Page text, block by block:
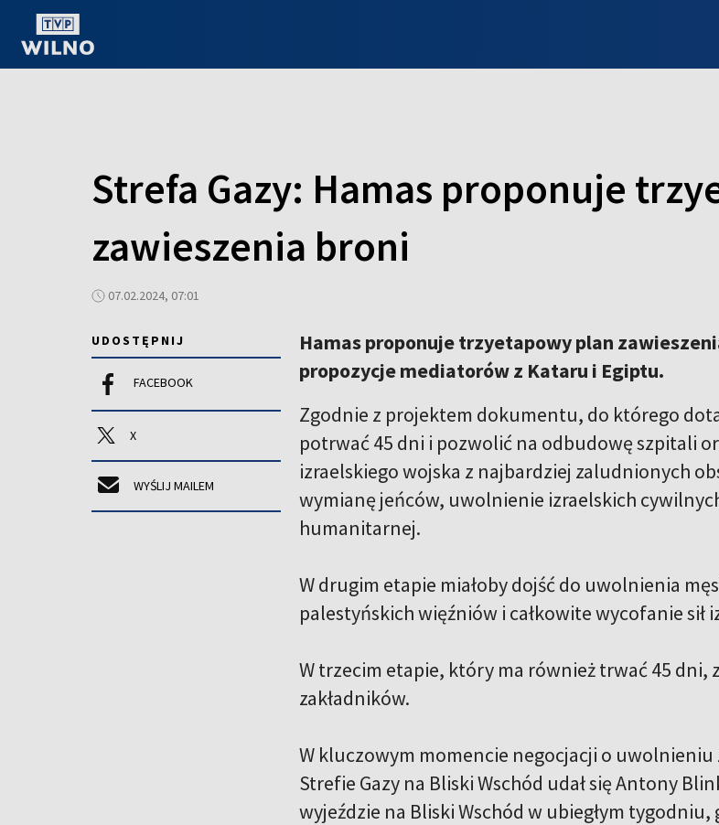
Strefa Gazy: Hamas proponuje
zawieszenia broni
07.02.2024, 07:01
UDOSTĘPNIJ
FACEBOOK
X
WYŚLIJ MAILEM
Hamas proponuje trzyetapowy plan
propozycje mediatorów z Kataru i Egiptu.
Zgodnie z projektem dokumentu, do którego
potrwać 45 dni i pozwolić na odbudowę szpitali
izraelskiego wojska z najbardziej zaludnionych
wymianę jeńców, uwolnienie izraelskich
humanitarnej.
W drugim etapie miałoby dojść do uwolnienia
palestyńskich więźniów i całkowite wycofanie sił
W trzecim etapie, który ma również trwać 45 dni,
zakładników.
W kluczowym momencie negocjacji o
Strefie Gazy na Bliski Wschód udał się Antony
wyjeździe na Bliski Wschód w ubiegłym